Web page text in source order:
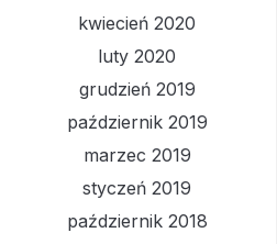
kwiecień 2020
luty 2020
grudzień 2019
październik 2019
marzec 2019
styczeń 2019
październik 2018